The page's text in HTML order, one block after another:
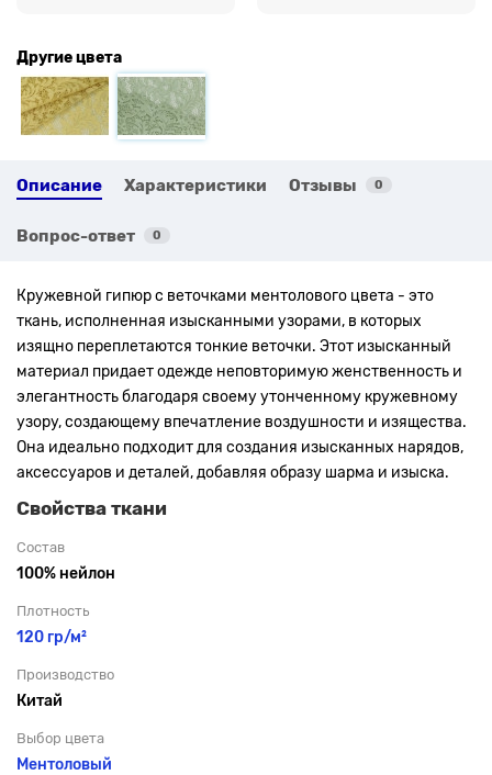
Другие цвета
Описание Характеристики Отзывы 0
Вопрос-ответ 0
Кружевной гипюр с веточками ментолового цвета - это
ткань, исполненная изысканными узорами, в которых
изящно переплетаются тонкие веточки. Этот изысканный
материал придает одежде неповторимую женственность и
элегантность благодаря своему утонченному кружевному
узору, создающему впечатление воздушности и изящества.
Она идеально подходит для создания изысканных нарядов,
аксессуаров и деталей, добавляя образу шарма и изыска.
Свойства ткани
Состав
100% нейлон
Плотность
120 гр/м²
Производство
Китай
Выбор цвета
Ментоловый